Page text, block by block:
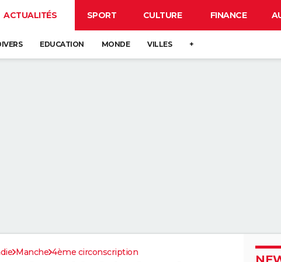
ACTUALITÉS SPORT CULTURE FINANCE
EDUCATION MONDE VILLES +
Manche 4ème circonscription